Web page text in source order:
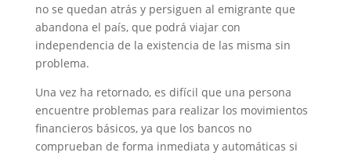
no se quedan atrás y persiguen al emigrante que
abandona el país, que podrá viajar con
independencia de la existencia de las misma sin
problema.
Una vez ha retornado, es difícil que una persona
encuentre problemas para realizar los movimientos
financieros básicos, ya que los bancos no
comprueban de forma inmediata y automáticas si